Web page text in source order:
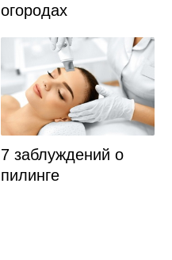
огородах
7 заблуждений о
пилинге